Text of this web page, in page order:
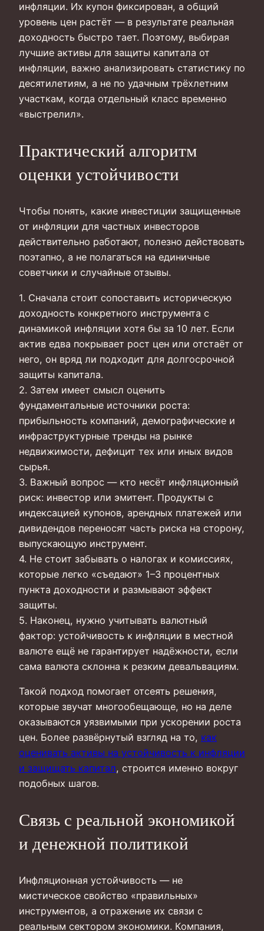
инфляции. Их купон фиксирован, а общий
уровень цен растёт — в результате реальная
доходность быстро тает. Поэтому, выбирая
лучшие активы для защиты капитала от
инфляции, важно анализировать статистику по
десятилетиям, а не по удачным трёхлетним
участкам, когда отдельный класс временно
«выстрелил».
Практический алгоритм
оценки устойчивости
Чтобы понять, какие инвестиции защищенные
от инфляции для частных инвесторов
действительно работают, полезно действовать
поэтапно, а не полагаться на единичные
советчики и случайные отзывы.
1. Сначала стоит сопоставить историческую
доходность конкретного инструмента с
динамикой инфляции хотя бы за 10 лет. Если
актив едва покрывает рост цен или отстаёт от
него, он вряд ли подходит для долгосрочной
защиты капитала.
2. Затем имеет смысл оценить
фундаментальные источники роста:
прибыльность компаний, демографические и
инфраструктурные тренды на рынке
недвижимости, дефицит тех или иных видов
сырья.
3. Важный вопрос — кто несёт инфляционный
риск: инвестор или эмитент. Продукты с
индексацией купонов, арендных платежей или
дивидендов переносят часть риска на сторону,
выпускающую инструмент.
4. Не стоит забывать о налогах и комиссиях,
которые легко «съедают» 1–3 процентных
пункта доходности и размывают эффект
защиты.
5. Наконец, нужно учитывать валютный
фактор: устойчивость к инфляции в местной
валюте ещё не гарантирует надёжности, если
сама валюта склонна к резким девальвациям.
Такой подход помогает отсеять решения,
которые звучат многообещающе, но на деле
оказываются уязвимыми при ускорении роста
цен. Более развёрнутый взгляд на то, как
оценивать активы на устойчивость к инфляции
и защищать капитал, строится именно вокруг
подобных шагов.
Связь с реальной экономикой
и денежной политикой
Инфляционная устойчивость — не
мистическое свойство «правильных»
инструментов, а отражение их связи с
реальным сектором экономики. Компания,